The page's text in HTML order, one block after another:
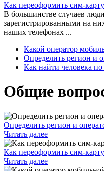
Как переоформить сим-
В большинстве случаев
зарегистрированными на
наших телефонах ...
Какой оператор
Определить регион и
Как найти человека
Общие
Определить регион и
Читать далее
Как переоформить сим-
Читать далее